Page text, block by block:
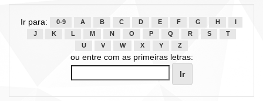
Ir para: 0-9 A B C D E F G H
J
K L M N O P Q R S
T
U
V W X Y Z
ou entre com as primeiras letras: